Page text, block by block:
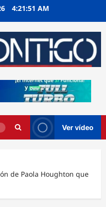
4:21:51 AM
Ver vídeo
de Paola Houghton que